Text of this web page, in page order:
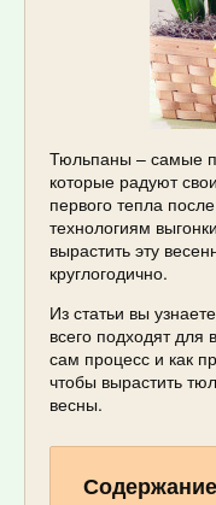
Тюльпаны – самые
которые радуют
первого тепла
технологиям
вырастить эту
круглогодично.
Из статьи вы
всего подходят для
сам процесс и как
чтобы вырастить
весны.